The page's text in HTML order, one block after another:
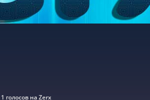
1 голосов на Zerx